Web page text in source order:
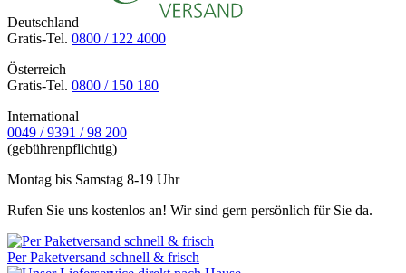
Deutschland
Gratis-Tel. 0800 / 122 4000
Österreich
Gratis-Tel. 0800 / 150 180
International
0049 / 9391 / 98 200
(gebührenpflichtig)
Montag bis Samstag 8-19 Uhr
Rufen Sie uns kostenlos an! Wir sind gern persönlich für Sie da.
Per Paketversand schnell & frisch